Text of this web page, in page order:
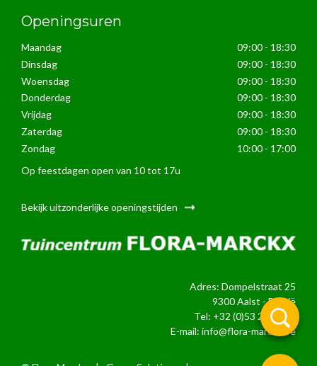
Openingsuren
Maandag
09:00 - 18:30
Dinsdag
09:00 - 18:30
Woensdag
09:00 - 18:30
Donderdag
09:00 - 18:30
Vrijdag
09:00 - 18:30
Zaterdag
09:00 - 18:30
Zondag
10:00 - 17:00
Op feestdagen open van 10 tot 17u
Bekijk uitzonderlijke openingstijden
Adres: Dompelstraat 25
9300 Aalst - België
Tel: +32 (0)53 21 24 39
E-mail: info@flora-marckx.be